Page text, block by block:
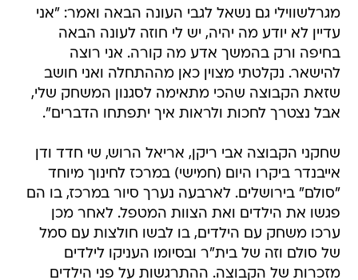
מגרלשווילי גם נשאל לגבי העונה הבאה ואמר: "אני
עדיין לא יודע מה יהיה, יש לי חוזה לעונה הבאה
בחיפה ורק בהמשך אדע מה קורה. אני רוצה
להישאר. נקלטתי מצוין כאן מההתחלה ואני חושב
שזאת הקבוצה שהכי מתאימה לסגנון המשחק שלי,
אבל נצטרך לחכות ולראות איך יתפתחו הדברים".
שחקני הקבוצה אבי ריקן, אריאל הרוש, שי חדד ודן
אייבנדר ביקרו היום (חמישי) במרכז לחינוך מיוחד
"סולם" בירושלים. לארבעה נערך סיור במרכז, בו הם
פגשו את הילדים ואת הצוות המטפל. לאחר מכן
ערכו משחק עם הילדים, בו לבשו חולצות עם סמל
של סולם וזה של בית"ר ובסיומו העניקו לילדים
מזכרות של הקבוצה. ההתרגשות על פני הילדים